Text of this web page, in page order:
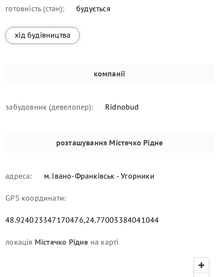
готовність (стан): будується
хід будівництва
компанії
забудовник (девелопер): Ridnobud
розташування Містечко Рідне
адреса: м. Івано-Франківськ - Угорники
GPS координати:
48.924023347170476,24.77003384041044
локація Містечко Рідне на карті